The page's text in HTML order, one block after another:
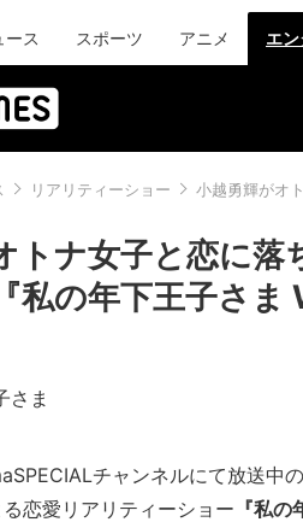
ース スポーツ アニメ エン
リアリティーショー 小越勇輝がオ
トナ女子と恋に落
私の年下王子さ
さま
チャンネルにて放送中
恋愛リアリティーショー 『私